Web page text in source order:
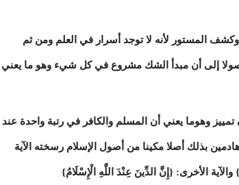
المستور لأنه لا توجد أسرار في العلم ومن ثم
إلى أن مبدأ الشك مشروع في كل شيء وهو ما يعني
وهوما يعني أن المسلم والكافر في رتبة واحدة عند
بذلك أصلا مكينا من أصول الإسلام رسخته الآية
الأخرى: {إِنَّ الدِّينَ عِنْدَ اللَّهِ الْإِسْلَامُ}